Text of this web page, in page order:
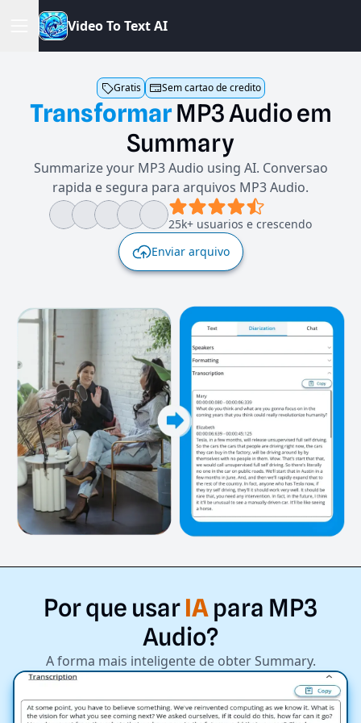
VideoToTextAI
Gratis Sem cartao de credito
Transformar MP3Audioem
Summary
Summarize your MP3 Audio using AI. Conversao
rapida e segura para arquivos MP3 Audio.
25k+ usuarios e crescendo
Enviar arquivo
Porque usarIApara MP3
Audio?
A forma mais inteligente de obter Summary.